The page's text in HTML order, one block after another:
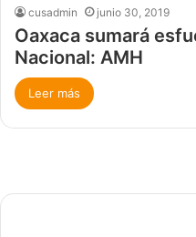
cusadmin junio 30, 2019
Oaxaca sumará
Nacional: AMH
Leer más